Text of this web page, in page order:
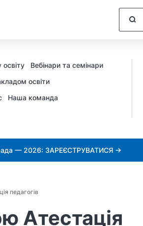
Вебінари та семінари
освіти
Наша команда
рада — 2026: ЗАРЕЄСТРУВАТИСЯ →
педагогів
Атестація